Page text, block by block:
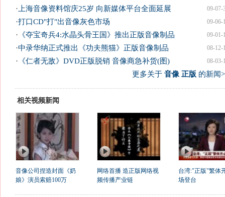
09-07-
· 上海音像资料馆庆25岁 向新媒体平台全面延展
09-06-
·打口CD"打"出音像灰色市场
09-01-
· 《夺宝奇兵4:水晶头骨王国》推出正版音像制品
08-12-
·中录华纳正式推出《功夫熊猫》正版音像制品
08-03-
· 《仁者无敌》DVD正版脱销 音像商急补货(图)
更多关于 音像 正版 的新闻
相关视频新闻
音像公司捏造封面《奶
娘》演员索赔100万
网络首播 造正版网络视
频传播产业链
台湾:"正版"繁体
场登台